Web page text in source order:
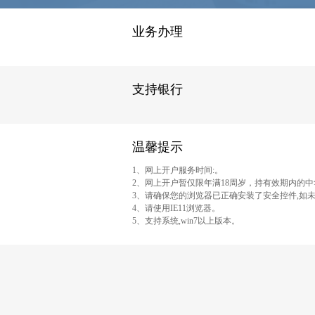
业务办理
支持银行
温馨提示
1、网上开户服务时间:。
2、网上开户暂仅限年满18周岁，持有效期内的
3、请确保您的浏览器已正确安装了安全控件,如
4、请使用IE11浏览器。
5、支持系统,win7以上版本。